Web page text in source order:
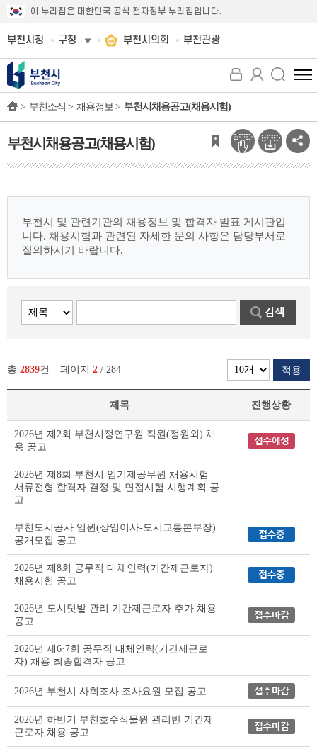
이 누리집은 대한민국 공식 전자정부 누리집입니다.
부천시청 구청 부천시의회 부천관광
전
체
뉴
보
기
> 부천소식 > 채용정보 > 부천시채용공고(채용시험)
부천시채용공고(채용시험)
부천시 및 관련기관의 채용정보 및 합격자 발표 게시판입
니다. 채용시험과 관련된 자세한 문의 사항은 담당부서로
질의하시기 바랍니다.
총 2839건 페이지 2 / 284 적용
부
천
채
용
공
고
(채
용
시
험)
리
스
트
테
블
제목 진행상황
2026년 제2회 부천시정연구원 직원(정원외) 채
용 공고
2026년 제8회 부천시 임기제공무원 채용시험
서류전형 합격자 결정 및 면접시험 시행계획 공
고
부천도시공사 임원(상임이사-도시교통본부장)
공개모집 공고
2026년 제8회 공무직 대체인력(기간제근로자)
채용시험 공고
2026년 도시텃밭 관리 기간제근로자 추가 채용
공고
2026년 제6·7회 공무직 대체인력(기간제근로
자) 채용 최종합격자 공고
2026년 부천시 사회조사 조사요원 모집 공고
2026년 하반기 부천호수식물원 관리반 기간제
근로자 채용 공고